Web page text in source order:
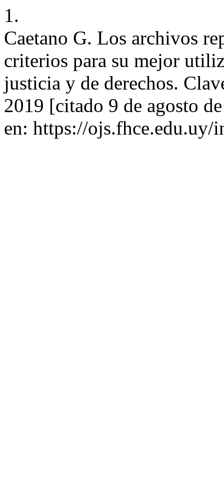
1.
Caetano G. Los archivos
criterios para su mejor
justicia y de derechos.
2019 [citado 9 de agosto
en: https://